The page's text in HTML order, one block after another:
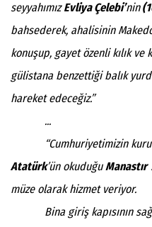
seyyahımızEvliya Çelebi’nin
bahsederek, ahalisinin
konuşup, gayet özenli kılık
gülistana benzettiği balık
hareket edeceğiz.”
...
“Cumhuriyetimizin
Atatürk’ün okuduğuManastır
müze olarak hizmet veriyor.
Bina giriş kapısının sağ